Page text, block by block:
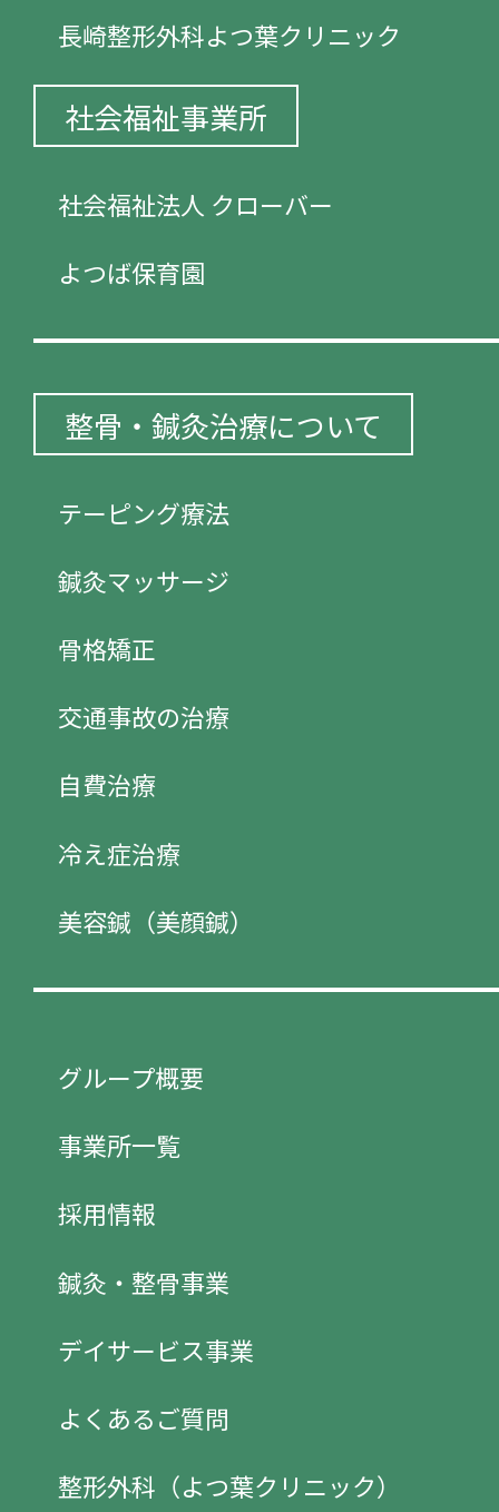
長崎整形外科よつ葉クリニック
社会福祉事業所
社会福祉法人 クローバー
よつば保育園
整骨・鍼灸治療について
テーピング療法
鍼灸マッサージ
骨格矯正
交通事故の治療
自費治療
冷え症治療
美容鍼（美顔鍼）
グループ概要
事業所一覧
採用情報
鍼灸・整骨事業
デイサービス事業
よくあるご質問
整形外科（よつ葉クリニック）